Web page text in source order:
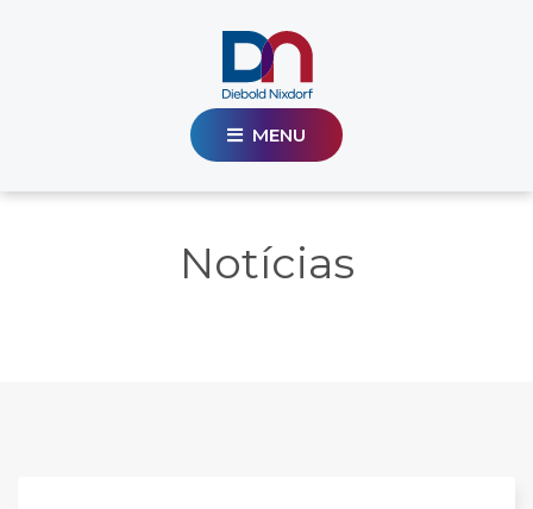
MENU
Notícias